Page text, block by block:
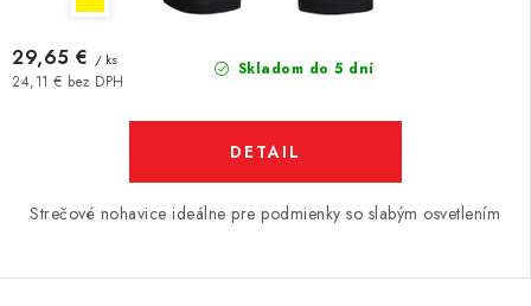
Skladom do 5 dní
24,11 € bez DPH
29,65 € / ks
DETAIL
Strečové nohavice ideálne pre podmienky so slabým osvetlením